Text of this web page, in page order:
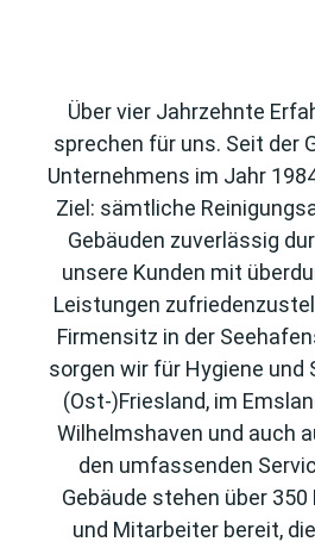
Über vier Jahrzehnte
sprechen für uns. Seit der
Unternehmens im Jahr
Ziel: sämtliche
Gebäuden zuverlässig
unsere Kunden mit
Leistungen
Firmensitz in der
sorgen wir für Hygiene und
(Ost-)Friesland, im
Wilhelmshaven und auch
den umfassenden
Gebäude stehen über
und Mitarbeiter bereit,